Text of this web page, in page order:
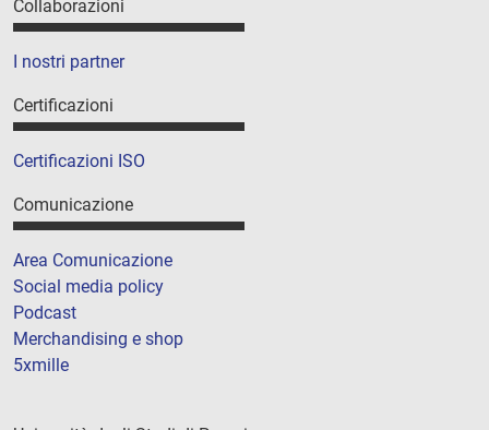
Collaborazioni
I nostri partner
Certificazioni
Certificazioni ISO
Comunicazione
Area Comunicazione
Social media policy
Podcast
Merchandising e shop
5xmille